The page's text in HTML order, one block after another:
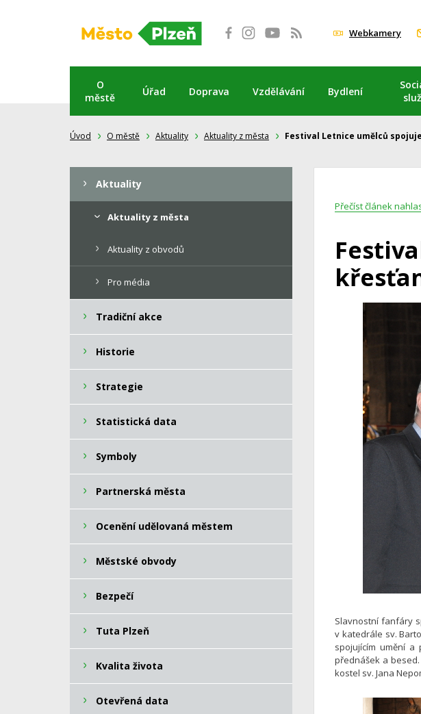
Webkamery
O
městě
Úřad Doprava Vzdělávání Bydlení
Úvod O městě Aktuality Aktuality z města Festival Letnice umělců
Přečíst článek
Slavnostní fanfáry
v katedrále sv.
spojujícím umění a
přednášek a
kostel sv. Jana
Aktuality
Aktuality z města
Aktuality z obvodů
Pro média
Tradiční akce
Historie
Strategie
Statistická data
Symboly
Partnerská města
Ocenění udělovaná městem
Městské obvody
Bezpečí
Tuta Plzeň
Kvalita života
Otevřená data